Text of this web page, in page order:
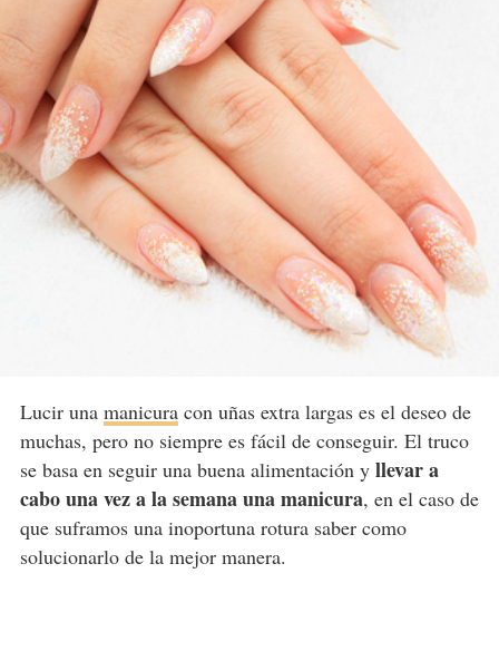
Lucir una manicuracon uñas extra largas es el deseo de
muchas, pero no siempre es fácil de conseguir. El truco
se basa en seguir una buena alimentación y llevar a
cabo una vez a la semana una manicura, en el caso de
que suframos una inoportuna rotura saber como
solucionarlo de la mejor manera.